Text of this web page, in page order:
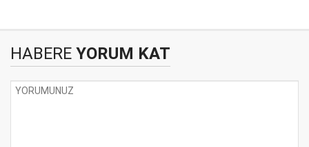
HABERE YORUM KAT